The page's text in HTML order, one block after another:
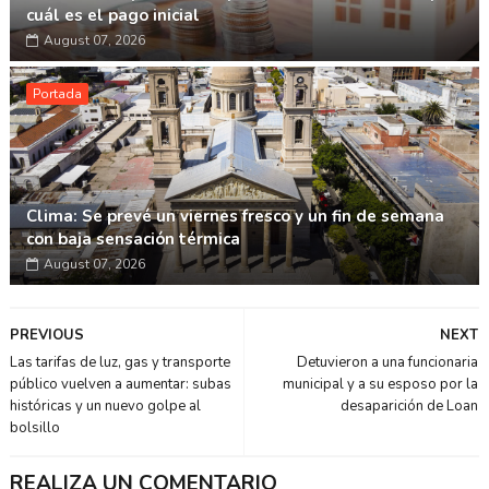
cuál es el pago inicial
August 07, 2026
Portada
Clima: Se prevé un viernes fresco y un fin de semana
con baja sensación térmica
August 07, 2026
NEXT
Detuvieron a una funcionaria
municipal y a su esposo por la
desaparición de Loan
PREVIOUS
Las tarifas de luz, gas y transporte
público vuelven a aumentar: subas
históricas y un nuevo golpe al
bolsillo